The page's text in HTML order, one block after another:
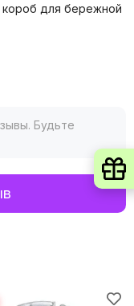
короб для бережной
Будьте